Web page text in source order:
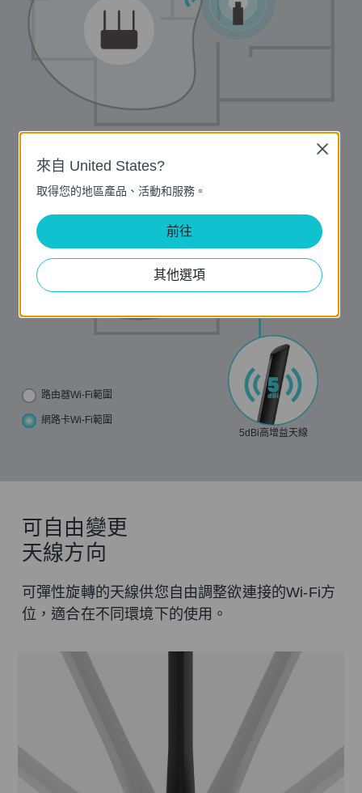
路由器Wi-Fi範圍
網路卡Wi-Fi範圍
5dBi高增益天線
可自由變更
天線方向
可彈性旋轉的天線供您自由調整欲連接的Wi-Fi方
位，適合在不同環境下的使用。
來自 United States?
取得您的地區產品、活動和服務。
前往
其他選項
Close